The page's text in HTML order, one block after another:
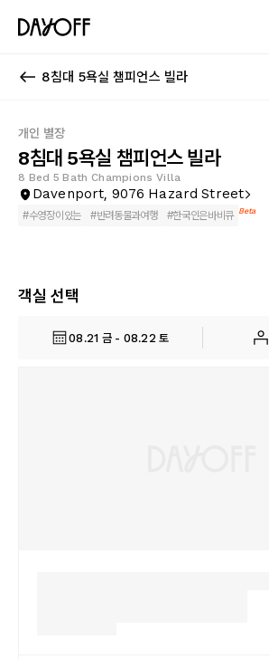
8침대 5욕실 챔피언스 빌라
개인 별장
8침대 5욕실 챔피언스 빌라
8 Bed 5 Bath Champions Villa
Davenport, 9076 Hazard Street
#수영장이있는 #반려동물과여행 #한국인은바비큐 Beta
객실 선택
08.21 금 - 08.22 토